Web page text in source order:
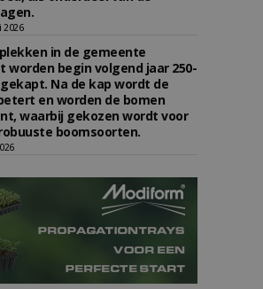
2026
in de gemeente
worden begin volgend jaar 250-
Na de kap wordt de
en worden de bomen
waarbij gekozen wordt voor
boomsoorten.